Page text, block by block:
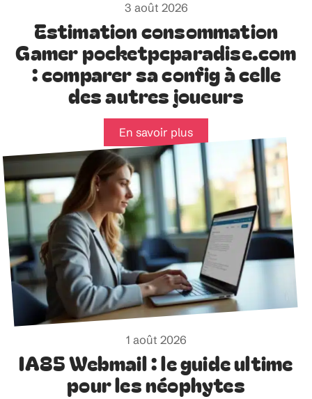
3 août 2026
Estimation consommation
Gamer pocketpcparadise.com
: comparer sa config à celle
des autres joueurs
En savoir plus
1 août 2026
IA85 Webmail : le guide ultime
pour les néophytes